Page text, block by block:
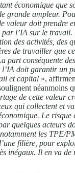
économique que
grande ampleur.
valeur doit prendre
l’IA sur le travail.
des activités, des
de travailler que
part conséquente
doit garantir un
et capital »,
néanmoins
de cette valeur
qui collectent et
Le risque
quelques acteurs
les TPE/
filière, pour
inégaux. Il en va de